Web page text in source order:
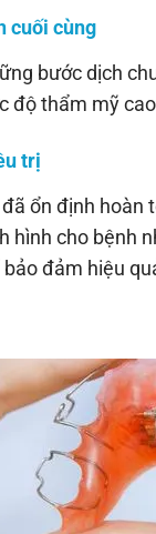
cuối cùng
bước dịch
độ thẩm mỹ
trị
ổn định
hình cho bệnh
đảm hiệu